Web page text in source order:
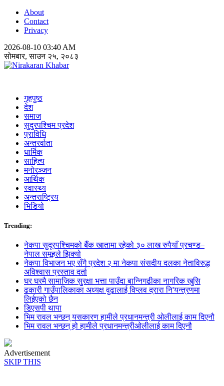
About
Contact
Privacy
2026-08-10 03:40 AM
सोमबार, साउन २५, २०८३
गृहपुष्ठ
देश
समाज
सुदुरपश्चिम प्रदेश
प्राविधि
अन्तरर्वाता
धार्मिक
साहित्य
मनोरञ्जन
आर्थिक
स्वास्थ्य
अन्तराष्ट्रिय
भिडियो
Trending:
नेकपा सुदूरपश्चिमको बैँक खातामा रहेको ३० लाख रुपैयाँ प्रचण्ड–
नेपाल समूहले झिक्य‍ो
नेकपा विभाजन भए सँगै प्रदेश २ मा नेकपा संसदीय दलका नेताविरुद्ध
अविश्वास प्रस्ताव दर्ता
घर घरमै सामाजिक सुुरक्षा भत्ता पाउँदा बान्निगढीका नागरिक खुसि
ढकारी गाउँपालिकाका अध्यक्ष वुढालाई विप्लव द्रारा नि'यन्त्रणमा
लिईएको छैन
डिएसपी थापा
भिम रावल भन्छन् यसकारण हामीले प्रधानमन्त्री ओलीलाई काम दिएनौ
भिम रावल भन्छन् हो हामीले प्रधानमन्त्रीओलीलाई काम दिएनौ
Advertisement
SKIP THIS